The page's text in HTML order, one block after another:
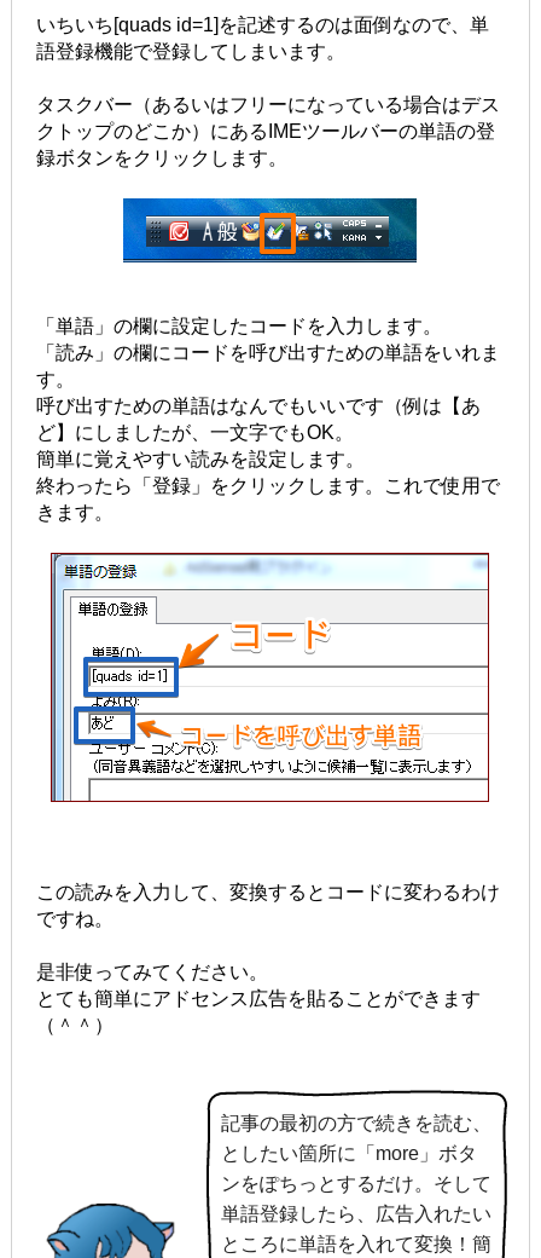
いちいち[quads id=1]を記述するのは面倒なので、単
語登録機能で登録してしまいます。
タスクバー（あるいはフリーになっている場合はデス
クトップのどこか）にあるIMEツールバーの単語の登
録ボタンをクリックします。
「単語」の欄に設定したコードを入力します。
「読み」の欄にコードを呼び出すための単語をいれま
す。
呼び出すための単語はなんでもいいです（例は【あ
ど】にしましたが、一文字でもOK。
簡単に覚えやすい読みを設定します。
終わったら「登録」をクリックします。これで使用で
きます。
この読みを入力して、変換するとコードに変わるわけ
ですね。
是非使ってみてください。
とても簡単にアドセンス広告を貼ることができます
（＾＾）
記事の最初の方で続きを読む、
としたい箇所に「more」ボタ
ンをぽちっとするだけ。そして
単語登録したら、広告入れたい
ところに単語を入れて変換！簡